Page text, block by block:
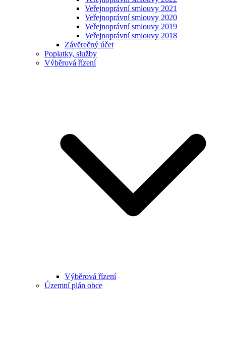
Veřejnoprávní smlouvy 2021
Veřejnoprávní smlouvy 2020
Veřejnoprávní smlouvy 2019
Veřejnoprávní smlouvy 2018
Závěrečný účet
Poplatky, služby
Výběrová řízení
Výběrová řízení
Územní plán obce